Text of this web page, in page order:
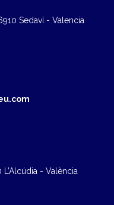
Sedaví - Valencia
- València